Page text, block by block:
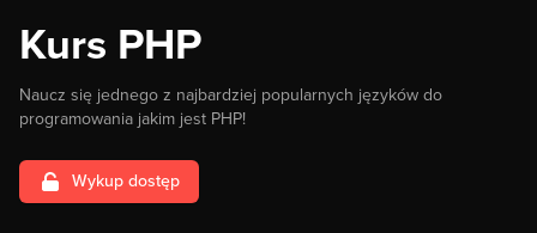
Kurs PHP
Naucz się jednego z najbardziej popularnych języków do
programowania jakim jest PHP!
Wykup dostęp